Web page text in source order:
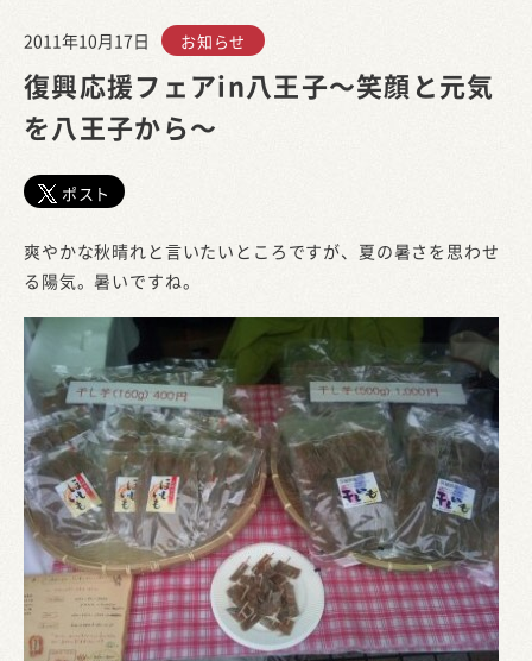
2011年10月17日 お知らせ
復興応援フェアin八王子～笑顔と元気
を八王子から～
ポスト
爽やかな秋晴れと言いたいところですが、夏の暑さを思わせ
る陽気。暑いですね。